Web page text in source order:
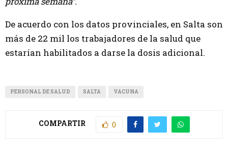
De acuerdo con los datos provinciales, en Salta son
más de 22 mil los trabajadores de la salud que
estarían habilitados a darse la dosis adicional.
PERSONAL DE SALUD SALTA VACUNA
COMPARTIR 0